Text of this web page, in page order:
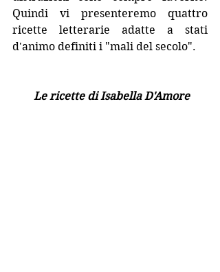
Quindi vi presenteremo quattro
ricette letterarie adatte a stati
d'animo definiti i "mali del secolo".
Le ricette di Isabella D'Amore